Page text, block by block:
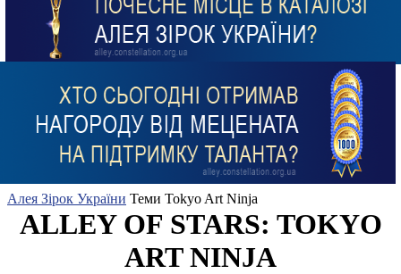
Алея Зірок України Теми Tokyo Art Ninja
ALLEY OF STARS: TOKYO
ART NINJA